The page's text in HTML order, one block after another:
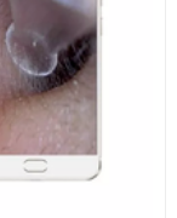
mang lại cảm
dài.
đại
rộng từ
kỳ thoải mái cho từ